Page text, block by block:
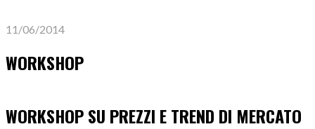
11/06/2014
WORKSHOP
WORKSHOP SU PREZZI E TREND DI MERCATO